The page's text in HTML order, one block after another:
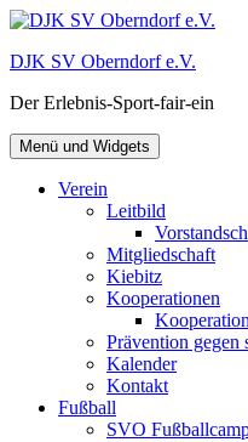
Zum
springen
DJK SV Oberndorf e.V.
Der Erlebnis-Sport-fair-ein
Menü und Widgets
Verein
Leitbild
Mitgliedschaft
Kiebitz
Kooperationen
Prävention gegen
Kalender
Kontakt
Fußball
SVO